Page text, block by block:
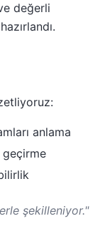
değerli
anlama
şekilleniyor."